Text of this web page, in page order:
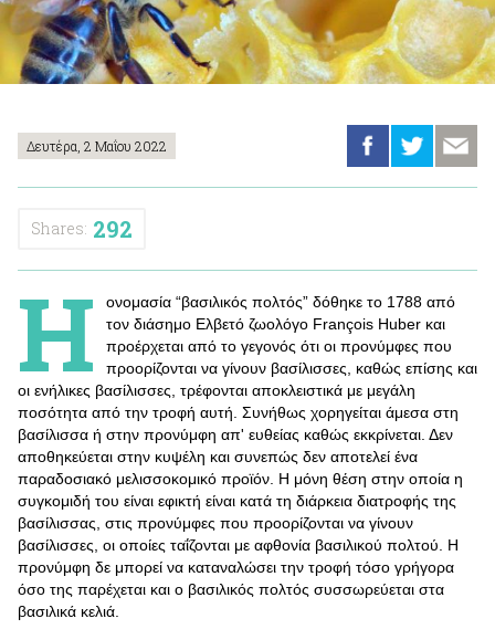
Δευτέρα, 2 Μαΐου 2022
Shares: 292
Η
ονομασία “βασιλικός πολτός” δόθηκε το 1788 από
τον διάσημο Ελβετό ζωολόγο François Huber και
προέρχεται από το γεγονός ότι οι προνύμφες που
προορίζονται να γίνουν βασίλισσες, καθώς επίσης και
οι ενήλικες βασίλισσες, τρέφονται αποκλειστικά με μεγάλη
ποσότητα από την τροφή αυτή. Συνήθως χορηγείται άμεσα στη
βασίλισσα ή στην προνύμφη απ' ευθείας καθώς εκκρίνεται. Δεν
αποθηκεύεται στην κυψέλη και συνεπώς δεν αποτελεί ένα
παραδοσιακό μελισσοκομικό προϊόν. Η μόνη θέση στην οποία η
συγκομιδή του είναι εφικτή είναι κατά τη διάρκεια διατροφής της
βασίλισσας, στις προνύμφες που προορίζονται να γίνουν
βασίλισσες, οι οποίες ταΐζονται με αφθονία βασιλικού πολτού. Η
προνύμφη δε μπορεί να καταναλώσει την τροφή τόσο γρήγορα
όσο της παρέχεται και ο βασιλικός πολτός συσσωρεύεται στα
βασιλικά κελιά.